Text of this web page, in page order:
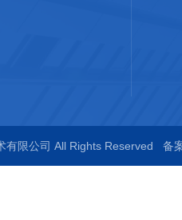
有限公司 All Rights Reserved 备